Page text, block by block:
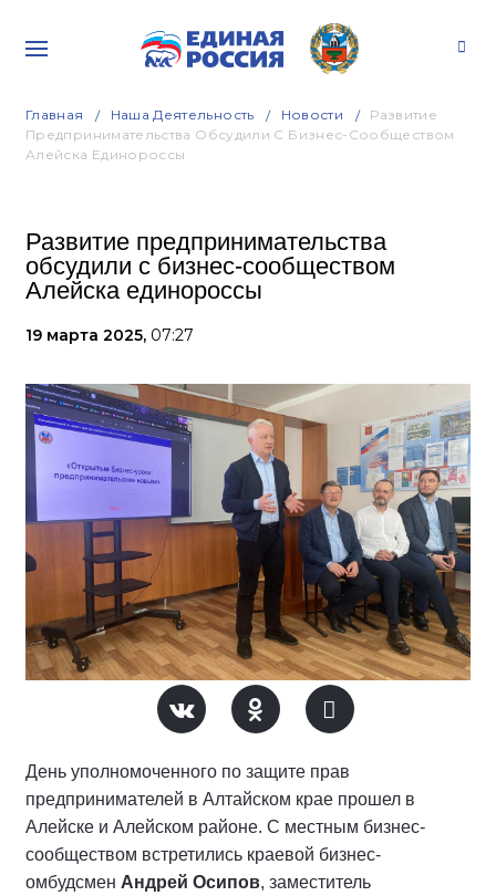
Главная Наша Деятельность Новости
Развитие
Предпринимательства Обсудили С Бизнес-Сообществом
Алейска Единороссы
Развитие предпринимательства
обсудили с бизнес-сообществом
Алейска единороссы
19 марта 2025, 07:27
День уполномоченного по защите прав
предпринимателей в Алтайском крае прошел в
Алейске и Алейском районе. С местным бизнес-
сообществом встретились краевой бизнес-
омбудсмен Андрей Осипов, заместитель